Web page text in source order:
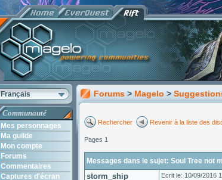
Français
Communauté
Mes personnages
Ma guilde
Mon compte
Forums
Commentaires
Captures d'écran
Forums > Magelo >
Rechercher Revenir à la liste des
Pages 1
Messages dans le sujet: Soul Tree not
storm_ship Ecrit le: 10/09/2016